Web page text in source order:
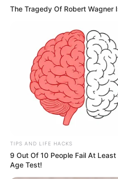
The Tragedy Of Robert Wagner
TIPS AND LIFE HACKS
9 Out Of 10 People Fail At
Age Test!